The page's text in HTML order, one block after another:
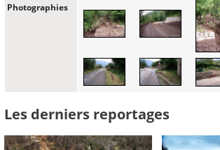
Photographies
Les derniers reportages